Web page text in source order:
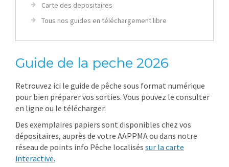
Carte des depositaires
Tous nos guides en téléchargement libre
Guide de la peche 2026
Retrouvez ici le guide de pêche sous format numérique
pour bien préparer vos sorties. Vous pouvez le consulter
en ligne ou le télécharger.
Des exemplaires papiers sont disponibles chez vos
dépositaires, auprès de votre AAPPMA ou dans notre
réseau de points info Pêche localisés sur la carte
interactive.